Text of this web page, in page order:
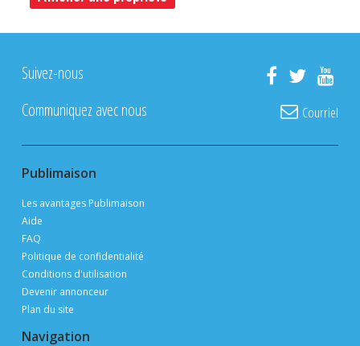
Suivez-nous
Communiquez avec nous
Courriel
Publimaison
Les avantages Publimaison
Aide
FAQ
Politique de confidentialité
Conditions d'utilisation
Devenir annonceur
Plan du site
Navigation